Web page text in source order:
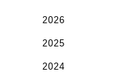
2026
2025
2024